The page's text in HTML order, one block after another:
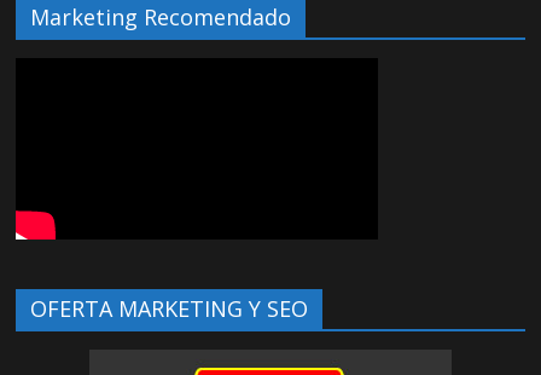
Marketing Recomendado
OFERTA MARKETING Y SEO